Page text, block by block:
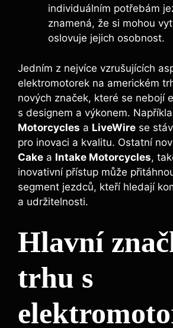
individuálním potřebám
znamená, že si mohou
oslovuje jejich osobnost.
Jedním z nejvíce vzrušujících
elektromotorek na americkém
nových značek, které se nebojí
s designem a výkonem.
Motorcycles a LiveWire se
pro inovaci a kvalitu. Ostatní
Cake a Intake Motorcycles,
inovativní přístup může
segment jezdců, kteří hledají
a udržitelnosti.
Hlavní
trhu s